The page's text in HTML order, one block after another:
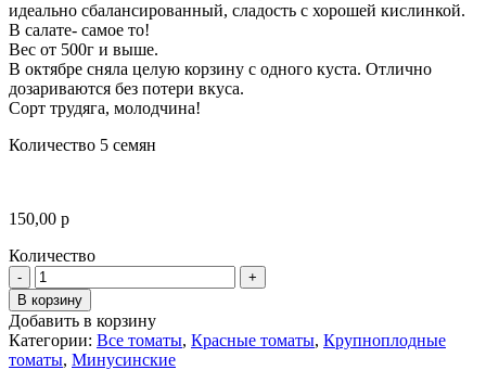
идеально сбалансированный, сладость с хорошей кислинкой.
В салате- самое то!
Вес от 500г и выше.
В октябре сняла целую корзину с одного куста. Отлично
дозариваются без потери вкуса.
Сорт трудяга, молодчина!
Количество 5 семян
150,00 р
Количество
Количество
В корзину
Добавить в корзину
Категории: Все томаты, Красные томаты, Крупноплодные
томаты, Минусинские